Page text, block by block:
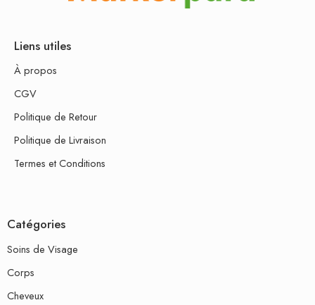
Liens utiles
À propos
CGV
Politique de Retour
Politique de Livraison
Termes et Conditions
Catégories
Soins de Visage
Corps
Cheveux